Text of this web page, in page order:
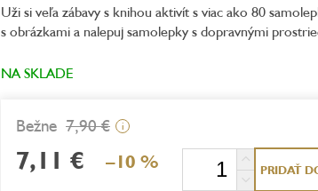
je
0,0
5
hviezdičiek.
Uži si veľa zábavy s knihou aktivít s viac ako 80
s obrázkami a nalepuj samolepky s dopravnými
NA SKLADE
7,90 € i
7,11 € –10 % PRIDAŤ